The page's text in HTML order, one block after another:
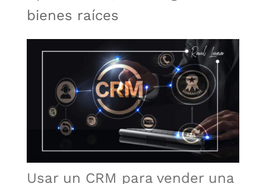
bienes raíces
Usar un CRM para vender una